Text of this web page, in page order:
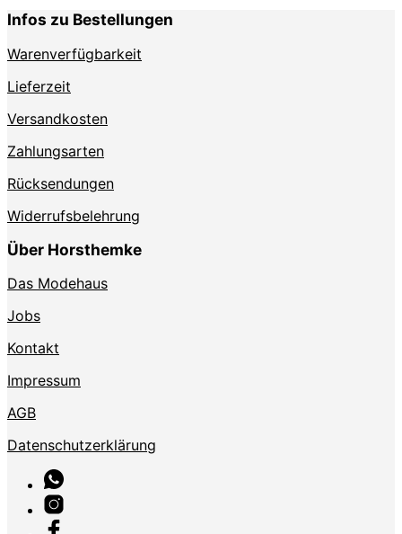
Infos zu Bestellungen
Warenverfügbarkeit
Lieferzeit
Versandkosten
Zahlungsarten
Rücksendungen
Widerrufsbelehrung
Über Horsthemke
Das Modehaus
Jobs
Kontakt
Impressum
AGB
Datenschutzerklärung